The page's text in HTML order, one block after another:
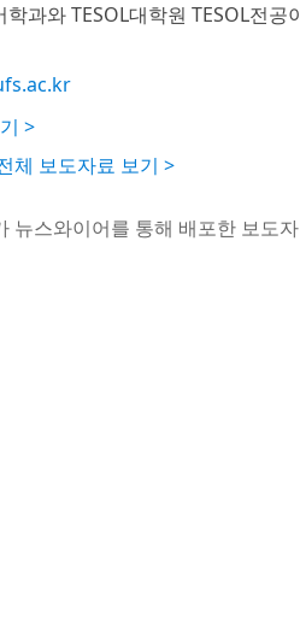
과와 TESOL대학원 TESOL전공
>
체 보도자료 보기 >
뉴스와이어를 통해 배포한 보도